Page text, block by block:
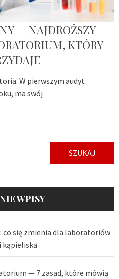
— NAJDROŻSZY
KTÓRY
W pierwszym audyt
ma swój
WPISY
co się zmienia dla laboratoriów
kąpieliska
— 7 zasad, które mówią